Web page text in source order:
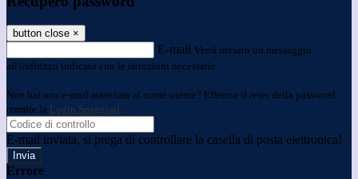
button close ×
E-mail Verrà inviato un messaggio
all'indirizzo indicato con le istruzioni necessarie.
Non hai una e-mail associata al nome utente? Effettua il reset della password
tramite la Login Spaggiari
E-mail inviata, si prega di controllare la casella di posta elettronica!
Errore